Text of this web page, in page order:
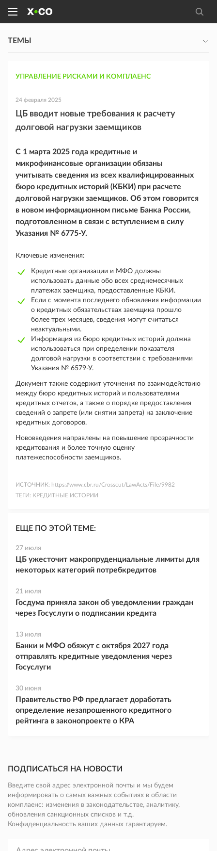
ТЕМЫ
УПРАВЛЕНИЕ РИСКАМИ И КОМПЛАЕНС
24 февраля 2025
ЦБ вводит новые требования к расчету
долговой нагрузки заемщиков
С 1 марта 2025 года кредитные и
микрофинансовые организации обязаны
учитывать сведения из всех квалифицированных
бюро кредитных историй (КБКИ) при расчете
долговой нагрузки заемщиков. Об этом говорится
в новом информационном письме Банка России,
подготовленном в связи с вступлением в силу
Указания № 6775-У.
Ключевые изменения:
Кредитные организации и МФО должны
использовать данные обо всех среднемесячных
платежах заемщика, предоставленные КБКИ.
Если с момента последнего обновления информации
о кредитных обязательствах заемщика прошло
более трех месяцев, сведения могут считаться
неактуальными.
Информация из бюро кредитных историй должна
использоваться при определении показателя
долговой нагрузки в соответствии с требованиями
Указания № 6579-У.
Документ также содержит уточнения по взаимодействию
между бюро кредитных историй и пользователями
кредитных отчетов, а также о порядке предоставления
сведений о запрете (или снятии запрета) на заключение
кредитных договоров.
Нововведения направлены на повышение прозрачности
кредитования и более точную оценку
платежеспособности заемщиков.
ИСТОЧНИК: https://www.cbr.ru/Crosscut/LawActs/File/9982
ТЕГИ: КРЕДИТНЫЕ ИСТОРИИ
ЕЩЕ ПО ЭТОЙ ТЕМЕ:
27 июля
ЦБ ужесточит макропруденциальные лимиты для
некоторых категорий потребкредитов
21 июля
Госдума приняла закон об уведомлении граждан
через Госуслуги о подписании кредита
13 июля
Банки и МФО обяжут с октября 2027 года
отправлять кредитные уведомления через
Госуслуги
30 июня
Правительство РФ предлагает доработать
определение незапрошенного кредитного
рейтинга в законопроекте о КРА
ПОДПИСАТЬСЯ НА НОВОСТИ
Введите свой адрес электронной почты и мы будем
информировать о самых важных событиях в области
комплаенс: изменения в законодательстве, аналитику,
обновления санкционных списков и т.д.
Конфиденциальность ваших данных гарантируем.